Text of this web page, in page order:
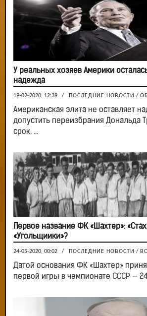
У реальных хозяев Америки
надежда
19-02-2020, 12:39 / ПОСЛЕДНИЕ НОВОСТИ /
Американская элита не оставляет
допустить переизбрания Дональда
срок. ...
Первое название ФК «Шахтер»:
«Угольщиики»?
24-05-2020, 00:02 / ПОСЛЕДНИЕ НОВОСТИ /
Датой основания ФК «Шахтер»
первой игры в чемпионате СССР — 24